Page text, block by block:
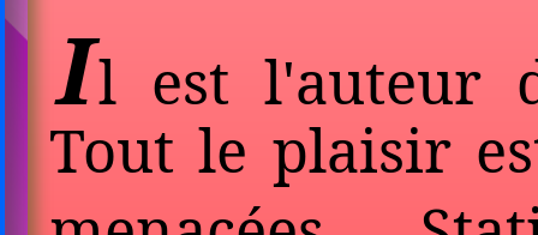
Il est l'auteur
Tout le plaisir